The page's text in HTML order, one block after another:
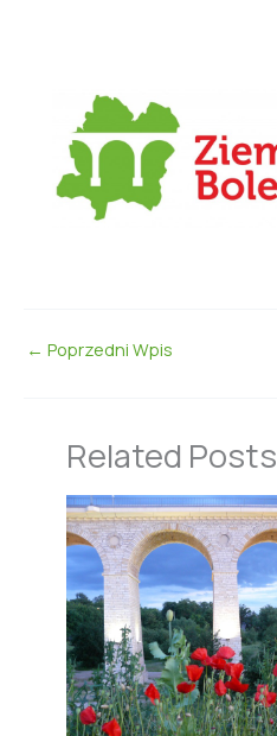
← Poprzedni Wpis
Related Posts